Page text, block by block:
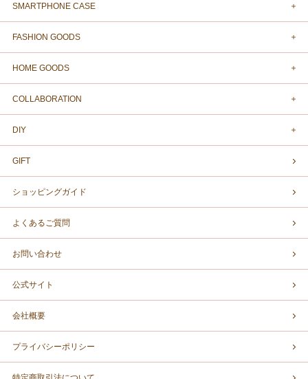
SMARTPHONE CASE
FASHION GOODS
HOME GOODS
COLLABORATION
DIY
GIFT
ショッピングガイド
よくあるご質問
お問い合わせ
公式サイト
会社概要
プライバシーポリシー